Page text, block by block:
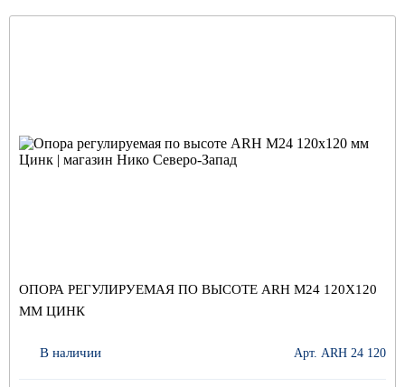
ОПОРА РЕГУЛИРУЕМАЯ ПО ВЫСОТЕ ARH M24 120Х120
ММ ЦИНК
В наличии Арт. ARH 24 120